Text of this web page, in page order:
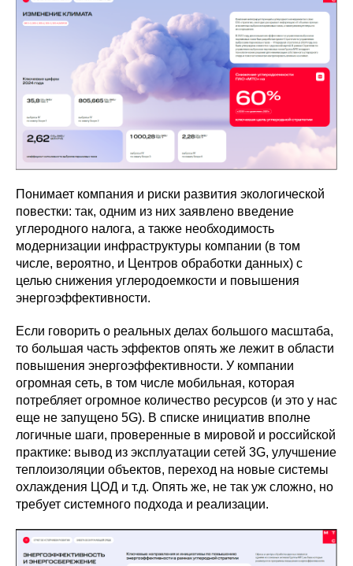
Понимает компания и риски развития экологической
повестки: так, одним из них заявлено введение
углеродного налога, а также необходимость
модернизации инфраструктуры компании (в том
числе, вероятно, и Центров обработки данных) с
целью снижения углеродоемкости и повышения
энергоэффективности.
Если говорить о реальных делах большого масштаба,
то большая часть эффектов опять же лежит в области
повышения энергоэффективности. У компании
огромная сеть, в том числе мобильная, которая
потребляет огромное количество ресурсов (и это у нас
еще не запущено 5G). В списке инициатив вполне
логичные шаги, проверенные в мировой и российской
практике: вывод из эксплуатации сетей 3G, улучшение
теплоизоляции объектов, переход на новые системы
охлаждения ЦОД и т.д. Опять же, не так уж сложно, но
требует системного подхода и реализации.